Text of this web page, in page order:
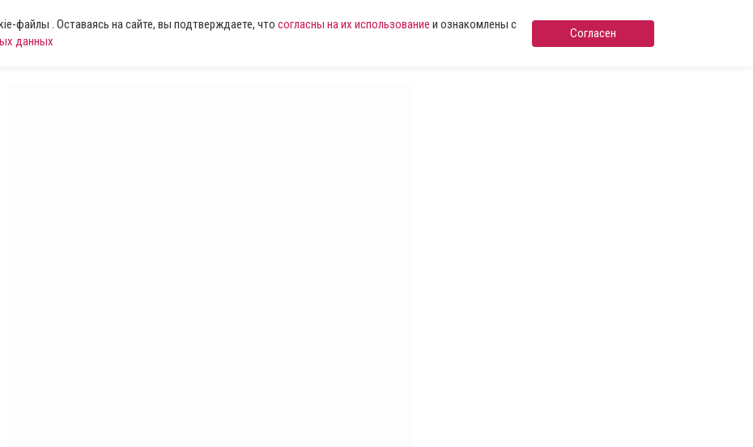
файлы . Оставаясь на сайте, вы подтверждаете, что согласны на их использование и ознакомлены с
данных
Согласен